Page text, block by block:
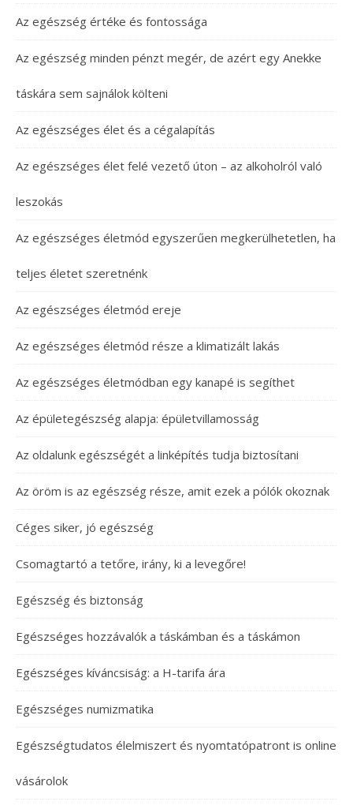
Az egészség értéke és fontossága
Az egészség minden pénzt megér, de azért egy Anekke
táskára sem sajnálok költeni
Az egészséges élet és a cégalapítás
Az egészséges élet felé vezető úton – az alkoholról való
leszokás
Az egészséges életmód egyszerűen megkerülhetetlen, ha
teljes életet szeretnénk
Az egészséges életmód ereje
Az egészséges életmód része a klimatizált lakás
Az egészséges életmódban egy kanapé is segíthet
Az épületegészség alapja: épületvillamosság
Az oldalunk egészségét a linképítés tudja biztosítani
Az öröm is az egészség része, amit ezek a pólók okoznak
Céges siker, jó egészség
Csomagtartó a tetőre, irány, ki a levegőre!
Egészség és biztonság
Egészséges hozzávalók a táskámban és a táskámon
Egészséges kíváncsiság: a H-tarifa ára
Egészséges numizmatika
Egészségtudatos élelmiszert és nyomtatópatront is online
vásárolok